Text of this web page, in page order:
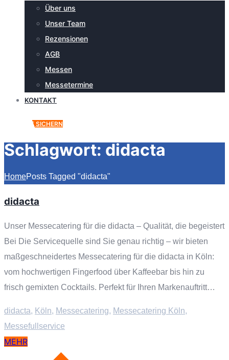
Über uns
Unser Team
Rezensionen
AGB
Messen
Messetermine
KONTAKT
ANGEBOT SICHERN
Schlagwort: didacta
HomePosts Tagged "didacta"
didacta
Unser Messecatering für die didacta – Qualität, die begeistert
Bei Die Servicequelle sind Sie genau richtig – wir bieten
maßgeschneidertes Messecatering für die didacta in Köln:
vom hochwertigen Fingerfood über Kaffeebar bis hin zu
frisch gemixten Cocktails. Perfekt für Ihren Markenauftritt…
didacta, Köln, Messecatering, Messecatering Köln,
Messefullservice
MEHR